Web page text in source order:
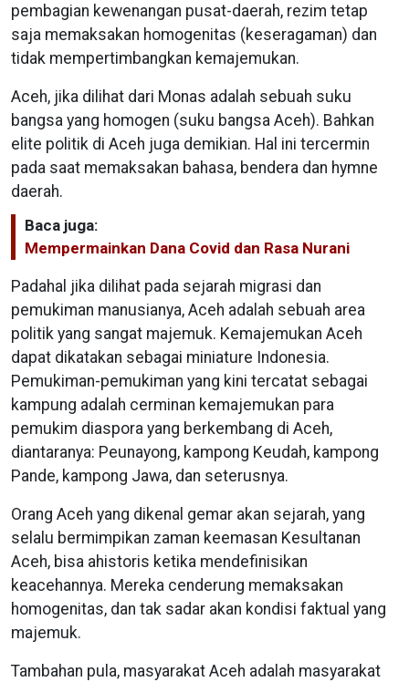
pembagian kewenangan pusat-daerah, rezim tetap
saja memaksakan homogenitas (keseragaman) dan
tidak mempertimbangkan kemajemukan.
Aceh, jika dilihat dari Monas adalah sebuah suku
bangsa yang homogen (suku bangsa Aceh). Bahkan
elite politik di Aceh juga demikian. Hal ini tercermin
pada saat memaksakan bahasa, bendera dan hymne
daerah.
Baca juga:
Mempermainkan Dana Covid dan Rasa Nurani
Padahal jika dilihat pada sejarah migrasi dan
pemukiman manusianya, Aceh adalah sebuah area
politik yang sangat majemuk. Kemajemukan Aceh
dapat dikatakan sebagai miniature Indonesia.
Pemukiman-pemukiman yang kini tercatat sebagai
kampung adalah cerminan kemajemukan para
pemukim diaspora yang berkembang di Aceh,
diantaranya: Peunayong, kampong Keudah, kampong
Pande, kampong Jawa, dan seterusnya.
Orang Aceh yang dikenal gemar akan sejarah, yang
selalu bermimpikan zaman keemasan Kesultanan
Aceh, bisa ahistoris ketika mendefinisikan
keacehannya. Mereka cenderung memaksakan
homogenitas, dan tak sadar akan kondisi faktual yang
majemuk.
Tambahan pula, masyarakat Aceh adalah masyarakat